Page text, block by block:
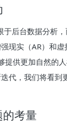
于后台数据分析
现实（AR）和虚
提供更加自然的
代，我们将看到
考量